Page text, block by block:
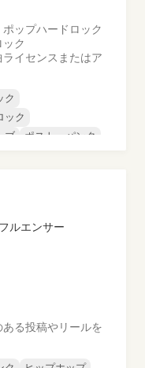
ポップハードロック
ク
イセンスまたはア
ク
ック
ブ
ポスト・パンク
ルエンサー
る投稿やリールを